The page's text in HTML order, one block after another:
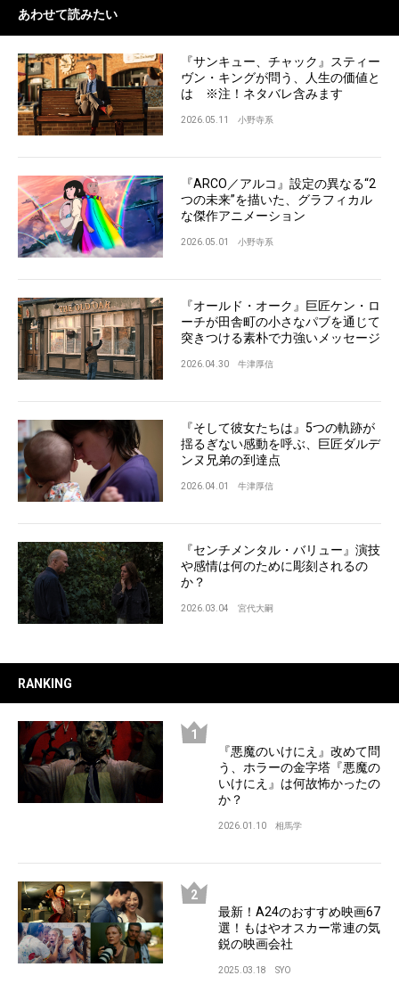
あわせて読みたい
『サンキュー、チャック』スティー
ヴン・キングが問う、人生の価値と
は ※注！ネタバレ含みます
2026.05.11 小野寺系
『ARCO／アルコ』設定の異なる“2
つの未来”を描いた、グラフィカル
な傑作アニメーション
2026.05.01 小野寺系
『オールド・オーク』巨匠ケン・ロ
ーチが田舎町の小さなパブを通じて
突きつける素朴で力強いメッセージ
2026.04.30 牛津厚信
『そして彼女たちは』5つの軌跡が
揺るぎない感動を呼ぶ、巨匠ダルデ
ンヌ兄弟の到達点
2026.04.01 牛津厚信
『センチメンタル・バリュー』演技
や感情は何のために彫刻されるの
か？
2026.03.04 宮代大嗣
RANKING
『悪魔のいけにえ』改めて問
う、ホラーの金字塔『悪魔の
いけにえ』は何故怖かったの
か？
2026.01.10 相馬学
最新！A24のおすすめ映画67
選！もはやオスカー常連の気
鋭の映画会社
2025.03.18 SYO